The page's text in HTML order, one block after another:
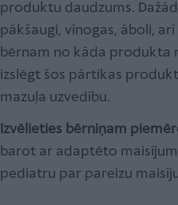
produktu daudzums.
pākšaugi, vīnogas, āboli,
bērnam no kāda produkta
izslēgt šos pārtikas
mazuļa uzvedību.
Izvēlieties bērniņam
barot ar adaptēto
pediatru par pareizu